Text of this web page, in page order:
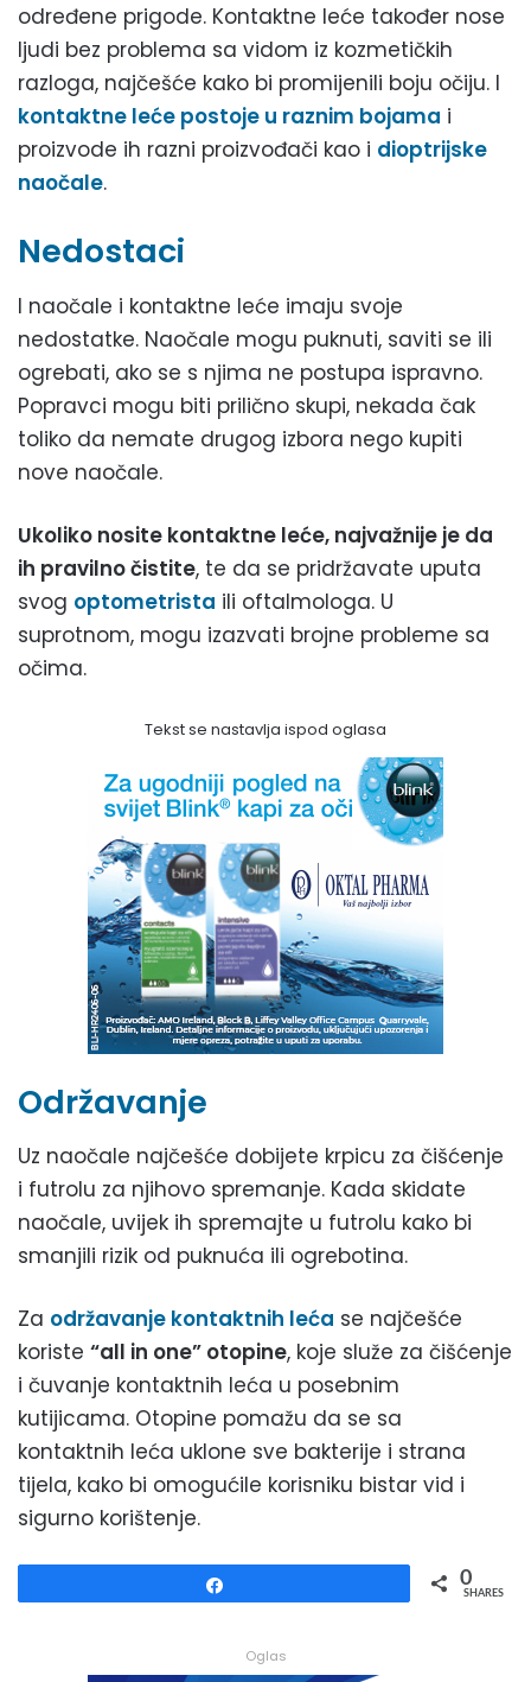
određene prigode. Kontaktne leće također nose
ljudi bez problema sa vidom iz kozmetičkih
razloga, najčešće kako bi promijenili boju očiju. I
kontaktne leće postoje u raznim bojama i
proizvode ih razni proizvođači kao i dioptrijske
naočale.
Nedostaci
I naočale i kontaktne leće imaju svoje
nedostatke. Naočale mogu puknuti, saviti se ili
ogrebati, ako se s njima ne postupa ispravno.
Popravci mogu biti prilično skupi, nekada čak
toliko da nemate drugog izbora nego kupiti
nove naočale.
Ukoliko nosite kontaktne leće, najvažnije je da
ih pravilno čistite, te da se pridržavate uputa
svog optometrista ili oftalmologa. U
suprotnom, mogu izazvati brojne probleme sa
očima.
Tekst se nastavlja ispod oglasa
Održavanje
Uz naočale najčešće dobijete krpicu za čišćenje
i futrolu za njihovo spremanje. Kada skidate
naočale, uvijek ih spremajte u futrolu kako bi
smanjili rizik od puknuća ili ogrebotina.
Za održavanje kontaktnih leća se najčešće
koriste “all in one” otopine, koje služe za čišćenje
i čuvanje kontaktnih leća u posebnim
kutijicama. Otopine pomažu da se sa
kontaktnih leća uklone sve bakterije i strana
tijela, kako bi omogućile korisniku bistar vid i
sigurno korištenje.
0
SHARES
Oglas